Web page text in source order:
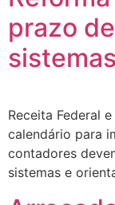
prazo
sistemas
Receita Federal
calendário para
contadores
sistemas e